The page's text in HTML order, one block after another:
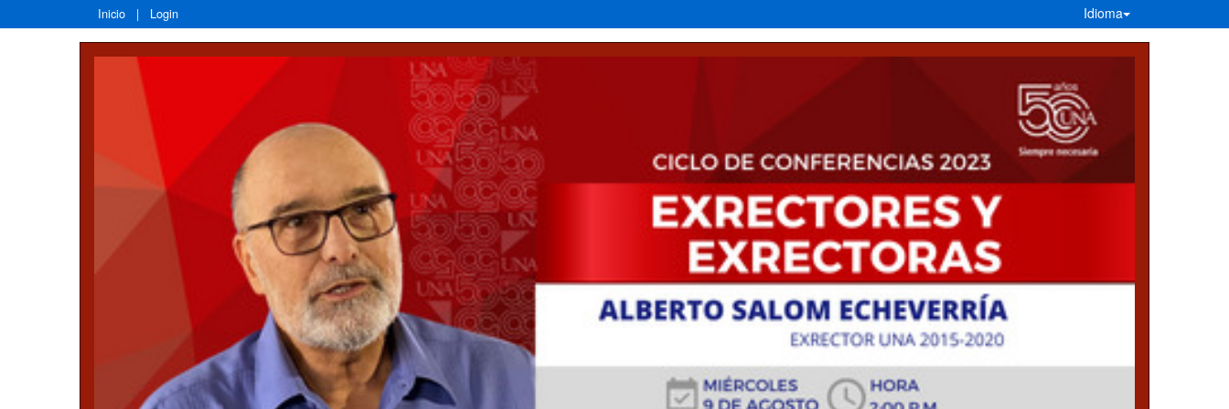
Inicio | Login Idioma